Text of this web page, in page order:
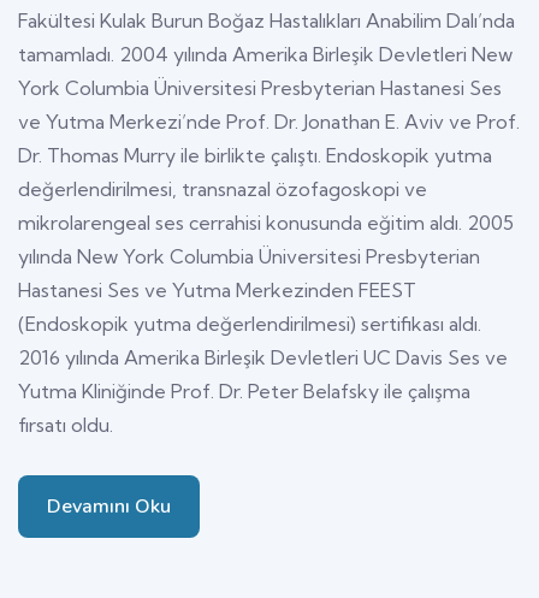
Fakültesi Kulak Burun Boğaz Hastalıkları Anabilim Dalı’nda
tamamladı. 2004 yılında Amerika Birleşik Devletleri New
York Columbia Üniversitesi Presbyterian Hastanesi Ses
ve Yutma Merkezi’nde Prof. Dr. Jonathan E. Aviv ve Prof.
Dr. Thomas Murry ile birlikte çalıştı. Endoskopik yutma
değerlendirilmesi, transnazal özofagoskopi ve
mikrolarengeal ses cerrahisi konusunda eğitim aldı. 2005
yılında New York Columbia Üniversitesi Presbyterian
Hastanesi Ses ve Yutma Merkezinden FEEST
(Endoskopik yutma değerlendirilmesi) sertifikası aldı.
2016 yılında Amerika Birleşik Devletleri UC Davis Ses ve
Yutma Kliniğinde Prof. Dr. Peter Belafsky ile çalışma
fırsatı oldu.
Devamını Oku